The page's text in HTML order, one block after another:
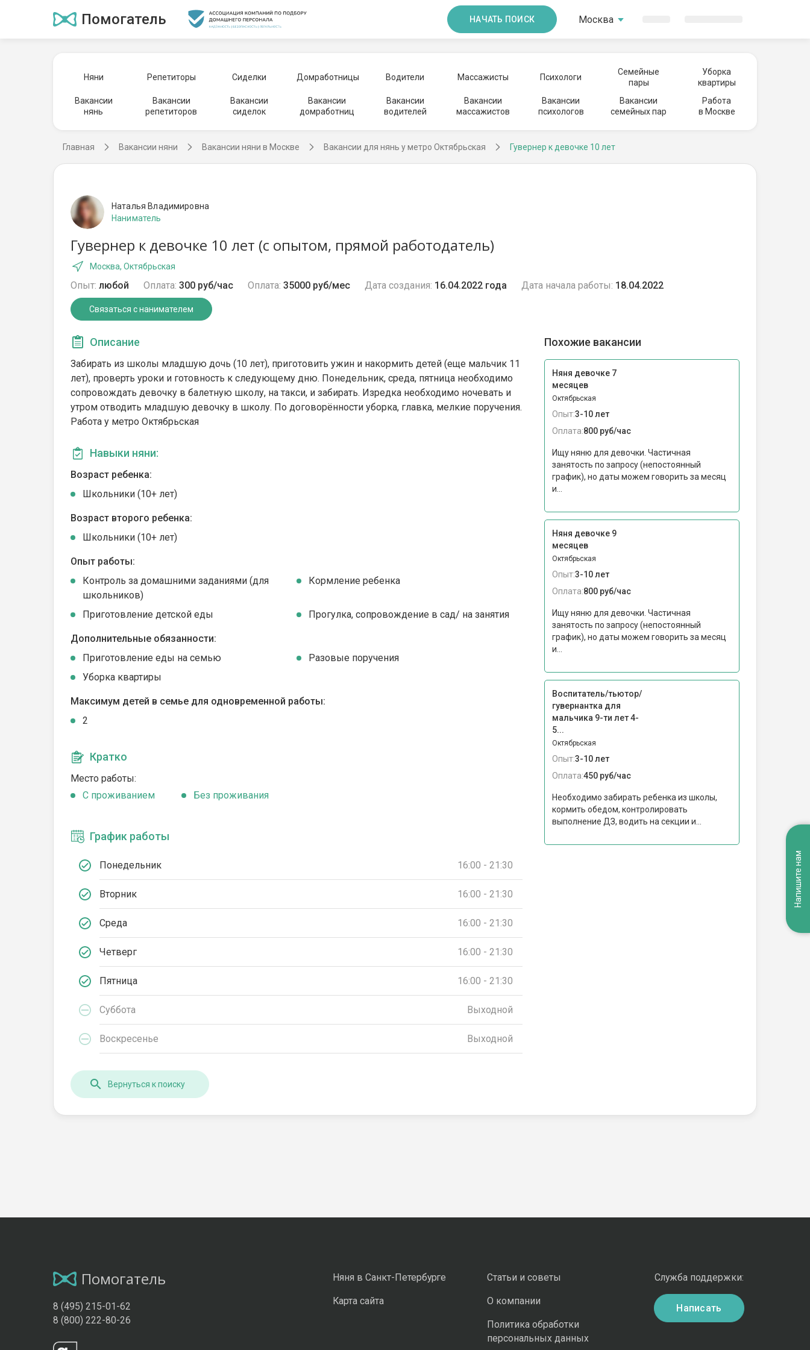
Помогатель НАЧАТЬ ПОИСК Москва
Няни Репетиторы Сиделки Домработницы Водители Массажисты Психологи
Семейные
пары
Уборка
квартиры
Вакансии
нянь
Вакансии
репетиторов
Вакансии
сиделок
Вакансии
домработниц
Вакансии
водителей
Вакансии
массажистов
Вакансии
психологов
Вакансии
семейных пар
Работа
в Москве
Главная Вакансии няни Вакансии няни в Москве Вакансии для нянь у метро Октябрьская Гувернер к девочке 10 лет
Наталья Владимировна
Наниматель
Гувернер к девочке 10 лет (с опытом, прямой работодатель)
Москва, Октябрьская
Опыт: любой Оплата: 300 руб/час Оплата: 35000 руб/мес Дата создания: 16.04.2022 года Дата начала работы: 18.04.2022
Связаться с нанимателем
Описание
Забирать из школы младшую дочь (10 лет), приготовить ужин и накормить детей (еще мальчик 11
лет), проверть уроки и готовность к следующему дню. Понедельник, среда, пятница необходимо
сопровождать девочку в балетную школу, на такси, и забирать. Изредка необходимо ночевать и
утром отводить младшую девочку в школу. По договорённости уборка, главка, мелкие поручения.
Работа у метро Октябрьская
Навыки няни:
Возраст ребенка:
Школьники (10+ лет)
Возраст второго ребенка:
Школьники (10+ лет)
Опыт работы:
Контроль за домашними заданиями (для
школьников)
Кормление ребенка
Приготовление детской еды Прогулка, сопровождение в сад/ на занятия
Дополнительные обязанности:
Приготовление еды на семью
Разовые поручения
Уборка квартиры
Максимум детей в семье для одновременной работы:
2
Кратко
Место работы:
C проживанием
Без проживания
График работы
Понедельник 16:00 - 21:30
Вторник 16:00 - 21:30
Среда 16:00 - 21:30
Четверг 16:00 - 21:30
Пятница 16:00 - 21:30
Суббота Выходной
Воскресенье Выходной
Похожие вакансии
Няня девочке 7
месяцев
Октябрьская
Опыт:3-10 лет
Оплата:800 руб/час
Ищу няню для девочки. Частичная
занятость по запросу (непостоянный
график), но даты можем говорить за месяц
и...
Няня девочке 9
месяцев
Октябрьская
Опыт:3-10 лет
Оплата:800 руб/час
Ищу няню для девочки. Частичная
занятость по запросу (непостоянный
график), но даты можем говорить за месяц
и...
Воспитатель/тьютор/
гувернантка для
мальчика 9-ти лет 4-
5...
Октябрьская
Опыт:3-10 лет
Оплата:450 руб/час
Необходимо забирать ребенка из школы,
кормить обедом, контролировать
выполнение ДЗ, водить на секции и...
Вернуться к поиску
Помогатель
8 (495) 215-01-62
8 (800) 222-80-26
Няня в Санкт-Петербурге
Карта сайта
Статьи и советы
О компании
Политика обработки
персональных данных
Служба поддержки:
Написать
Напишите нам